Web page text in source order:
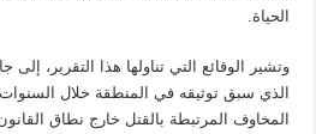
الحياة.
وتشير الوقائع التي تناولها هذا التقرير،
الذي سبق توثيقه في المنطقة خلال السنوات
المخاوف المرتبطة بالقتل خارج نطاق